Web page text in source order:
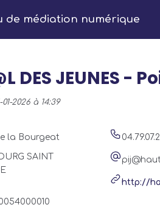
de médiation numérique
DES JEUNES
2026 à 14:39
la Bourgeat
SAINT
http://